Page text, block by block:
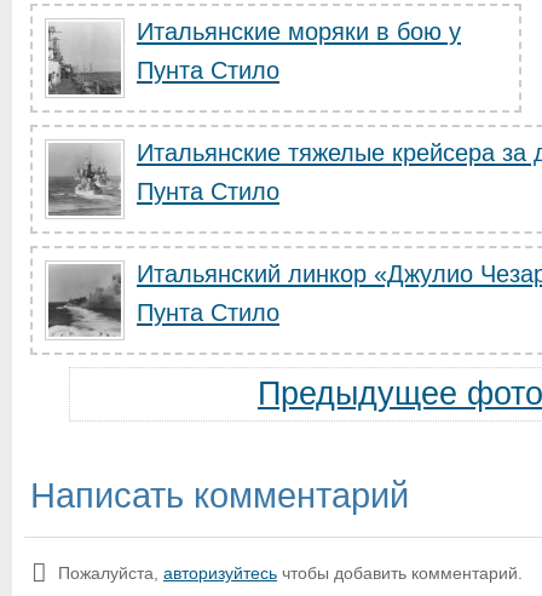
Итальянские моряки в бою у
Пунта Стило
Итальянские тяжелые крейсера за
Пунта Стило
Итальянский линкор «Джулио
Пунта Стило
Предыдущее фото
Написать комментарий
Пожалуйста, авторизуйтесь чтобы добавить комментарий.